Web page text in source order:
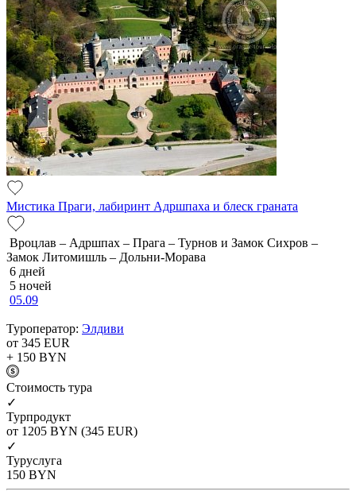
Мистика Праги, лабиринт Адршпаха и блеск граната
Вроцлав – Адршпах – Прага – Турнов и Замок Сихров –
Замок Литомишль – Дольни-Морава
6 дней
5 ночей
05.09
Туроператор: Элдиви
от 345 EUR
+ 150 BYN
Cтоимость тура
✓
Турпродукт
от 1205 BYN (345 EUR)
✓
Туруслуга
150 BYN